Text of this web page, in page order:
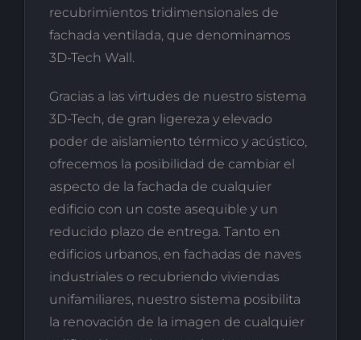
recubrimientos tridimensionales de
fachada ventilada, que denominamos
3D-Tech Wall.
Gracias a las virtudes de nuestro sistema
3D-Tech, de gran ligereza y elevado
poder de aislamiento térmico y acústico,
ofrecemos la posibilidad de cambiar el
aspecto de la fachada de cualquier
edificio con un coste asequible y un
reducido plazo de entrega. Tanto en
edificios urbanos, en fachadas de naves
industriales o recubriendo viviendas
unifamiliares, nuestro sistema posibilita
la renovación de la imagen de cualquier